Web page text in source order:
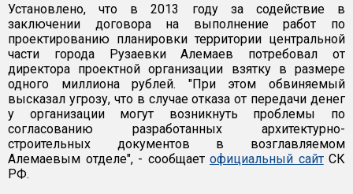
Установлено, что в 2013 году за содействие в
заключении договора на выполнение работ по
проектированию планировки территории центральной
части города Рузаевки Алемаев потребовал от
директора проектной организации взятку в размере
одного миллиона рублей. "При этом обвиняемый
высказал угрозу, что в случае отказа от передачи денег
у организации могут возникнуть проблемы по
согласованию разработанных архитектурно-
строительных документов в возглавляемом
Алемаевым отделе", - сообщает официальный сайтСК
РФ.